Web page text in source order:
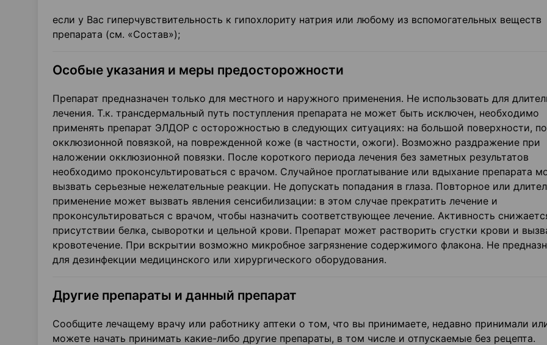
если у Вас гиперчувствительность к гипохлориту натрия или любому из вспомогательных веществ
препарата (см. «Состав»);
Особые указания и меры предосторожности
Препарат предназначен только для местного и наружного применения. Не использовать для
лечения. Т.к. трансдермальный путь поступления препарата не может быть исключен, необходимо
применять препарат ЭЛДОР с осторожностью в следующих ситуациях: на большой поверхности,
окклюзионной повязкой, на поврежденной коже (в частности, ожоги). Возможно раздражение при
наложении окклюзионной повязки. После короткого периода лечения без заметных результатов
необходимо проконсультироваться с врачом. Случайное проглатывание или вдыхание препарата
вызвать серьезные нежелательные реакции. Не допускать попадания в глаза. Повторное или
применение может вызвать явления сенсибилизации: в этом случае прекратить лечение и
проконсультироваться с врачом, чтобы назначить соответствующее лечение. Активность
присутствии белка, сыворотки и цельной крови. Препарат может растворить сгустки крови и
кровотечение. При вскрытии возможно микробное загрязнение содержимого флакона. Не
для дезинфекции медицинского или хирургического оборудования.
Другие препараты и данный препарат
Сообщите лечащему врачу или работнику аптеки о том, что вы принимаете, недавно принимали
можете начать принимать какие-либо другие препараты, в том числе и отпускаемые без рецепта.